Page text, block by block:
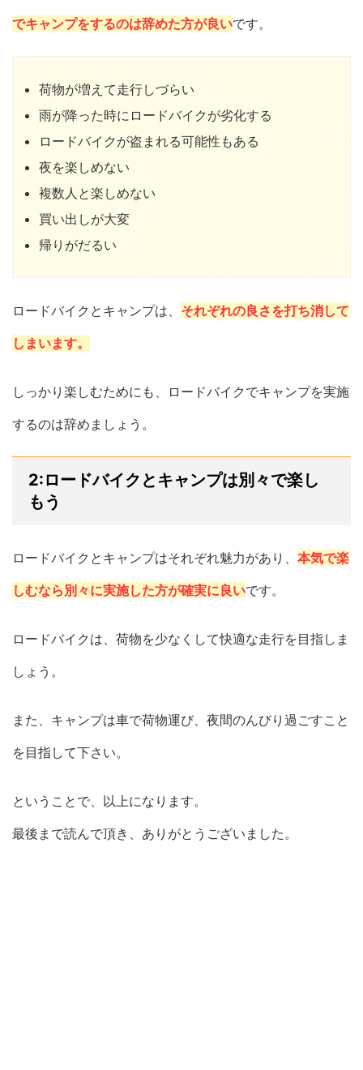
でキャンプをするのは辞めた方が良いです。
荷物が増えて走行しづらい
雨が降った時にロードバイクが劣化する
ロードバイクが盗まれる可能性もある
夜を楽しめない
複数人と楽しめない
買い出しが大変
帰りがだるい
ロードバイクとキャンプは、 それぞれの良さを打ち消して
しまいます。
しっかり楽しむためにも、ロードバイクでキャンプを実施
するのは辞めましょう。
2:ロードバイクとキャンプは別々で楽し
もう
ロードバイクとキャンプはそれぞれ魅力があり、 本気で楽
しむなら別々に実施した方が確実に良いです。
ロードバイクは、荷物を少なくして快適な走行を目指しま
しょう。
また、キャンプは車で荷物運び、夜間のんびり過ごすこと
を目指して下さい。
ということで、以上になります。
最後まで読んで頂き、ありがとうございました。